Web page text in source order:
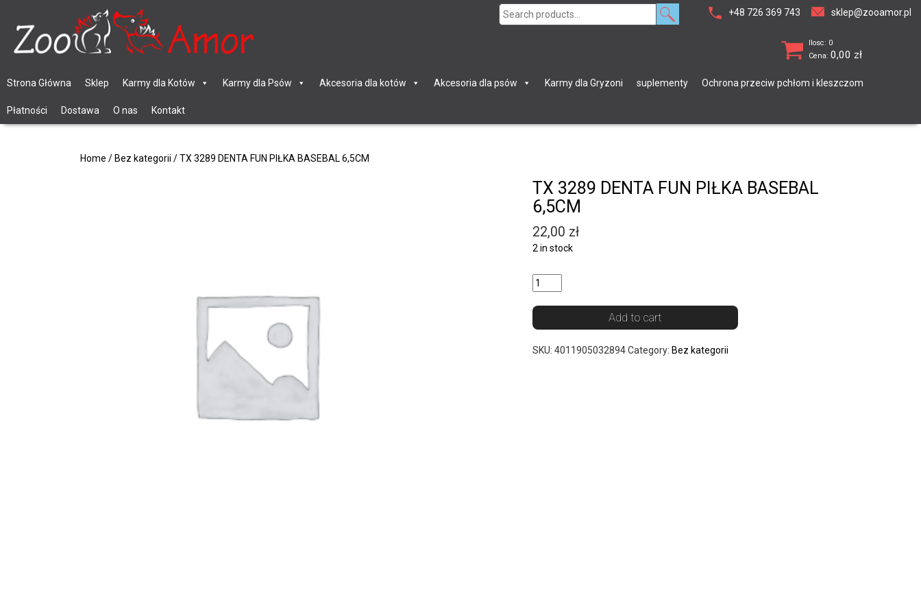
+48 726 369 743 sklep@zooamor.pl
Search
Ilosc: 0
Cena: 0,00 zł
Strona Główna Sklep Karmy dla Kotów Karmy dla Psów Akcesoria dla kotów Akcesoria dla psów Karmy dla Gryzoni suplementy Ochrona przeciw pchłom i kleszczom
Płatności Dostawa O nas Kontakt
Home / Bez kategorii / TX 3289 DENTA FUN PIŁKA BASEBAL 6,5CM
TX 3289 DENTA FUN PIŁKA BASEBAL
6,5CM
22,00 zł
2 in stock
Add to cart
SKU: 4011905032894Category: Bez kategorii